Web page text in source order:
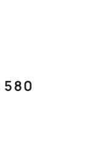
580